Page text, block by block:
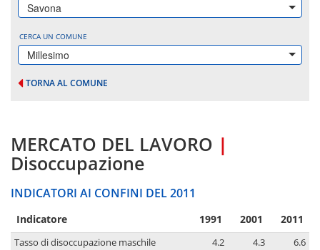
Savona
CERCA UN COMUNE
Millesimo
TORNA AL COMUNE
MERCATO DEL LAVORO |
Disoccupazione
INDICATORI AI CONFINI DEL 2011
Indicatore 1991 2001 2011
Tasso di disoccupazione maschile 4.2 4.3
6.6